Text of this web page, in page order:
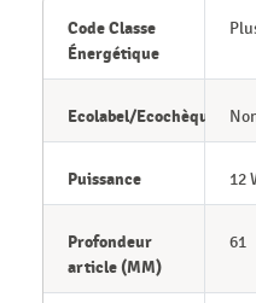
Code Classe
Énergétique
Ecolabel/Ecochèque
Puissance 12
Profondeur
article (MM)
61